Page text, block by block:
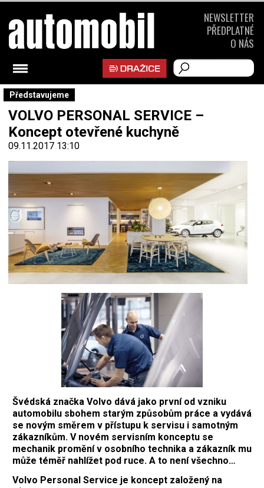
Představujeme
VOLVO PERSONAL SERVICE –
Koncept otevřené kuchyně
09.11.2017 13:10
Švédská značka Volvo dává jako první od vzniku
automobilu sbohem starým způsobům práce a vydává
se novým směrem v přístupu k servisu i samotným
zákazníkům. V novém servisním konceptu se
mechanik promění v osobního technika a zákazník mu
může téměř nahlížet pod ruce. A to není všechno…
Volvo Personal Service je koncept založený na
NEWSLETTER
PŘEDPLATNÉ
O NÁS